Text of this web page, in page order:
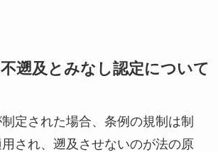
遡及とみなし認定について
定された場合、条例の規制は制
され、遡及させないのが法の原